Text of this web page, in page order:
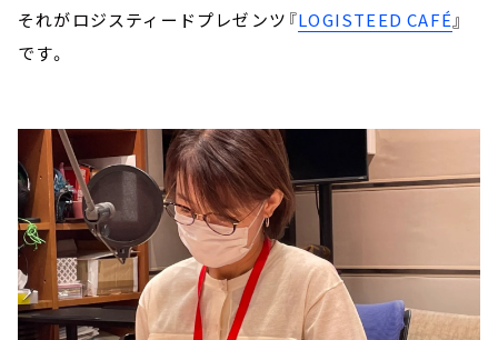
それがロジスティードプレゼンツ『LOGISTEED CAFÉ』
です。